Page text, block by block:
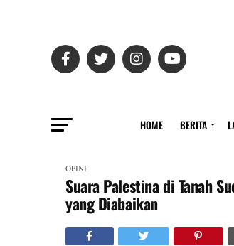
HOME BERITA
OPINI
Suara Palestina di Tanah
yang Diabaikan